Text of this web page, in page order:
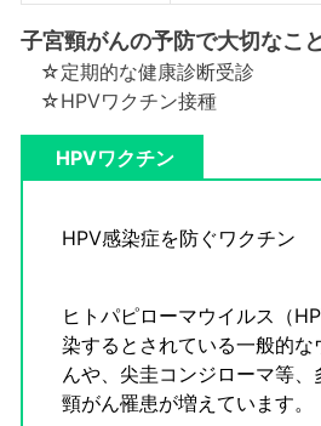
子宮頸がんの予防で大切なこと
☆定期的な健康診断受診
☆HPVワクチン接種
HPVワクチン
HPV感染症を防ぐワクチン
ヒトパピローマウイルス（
染するとされている一般的
んや、尖圭コンジローマ等
頸がん罹患が増えています。